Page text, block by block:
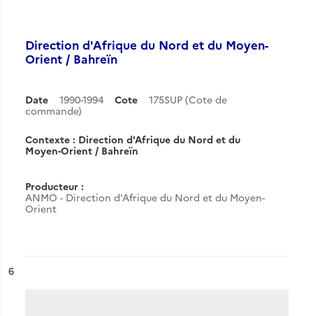
Direction d'Afrique du Nord et du Moyen-
Orient / Bahreïn
Date 1990-1994 Cote
175SUP (Cote de
commande)
Contexte : Direction d'Afrique du Nord et du
Moyen-Orient / Bahreïn
Producteur :
ANMO - Direction d'Afrique du Nord et du Moyen-
Orient
n°
6